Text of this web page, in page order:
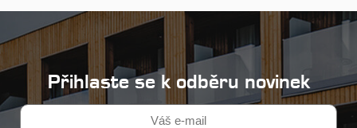
Přihlaste se k odběru novinek